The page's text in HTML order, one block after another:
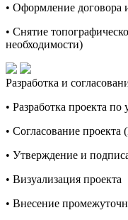
• Оформление договора
• Снятие
необходимости)
Разработка и
• Разработка проекта
• Согласование
• Утверждение и
• Визуализация проекта
• Внесение